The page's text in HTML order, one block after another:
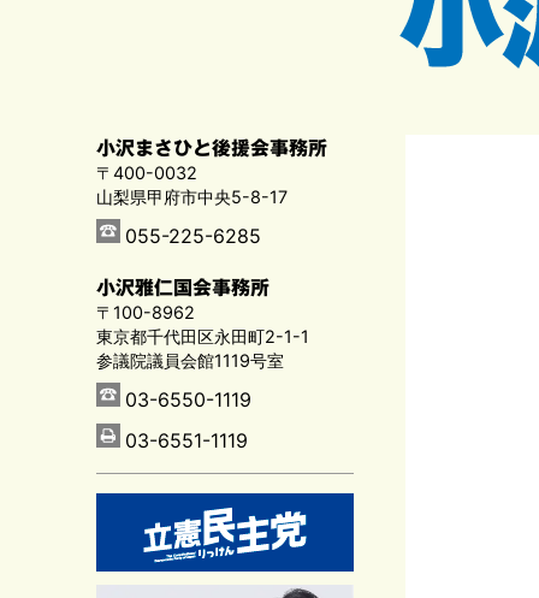
小沢まさひと後援会事務所
〒400-0032
山梨県甲府市中央5-8-17
055-225-6285
小沢雅仁国会事務所
〒100-8962
東京都千代田区永田町2-1-1
参議院議員会館1119号室
03-6550-1119
03-6551-1119